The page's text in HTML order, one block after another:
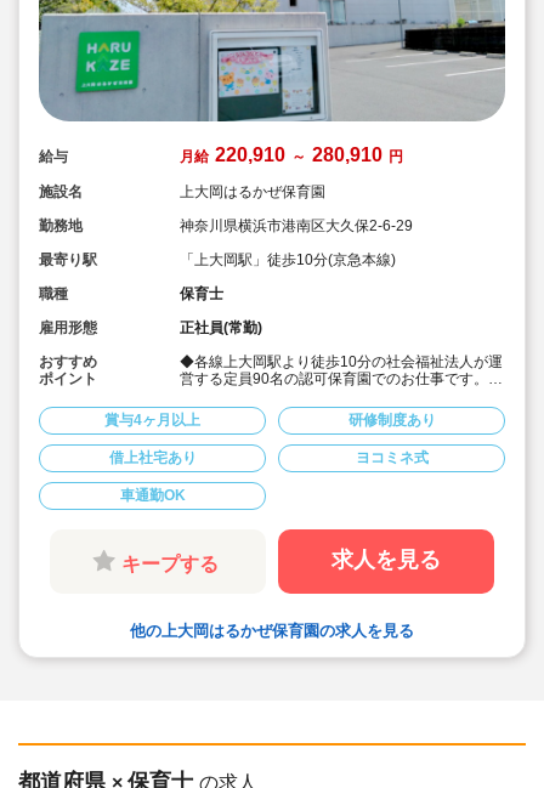
給与 月給 220,910 ～ 280,910 円
施設名
上大岡はるかぜ保育園
勤務地
神奈川県横浜市港南区大久保2-6-29
最寄り駅
「上大岡駅」徒歩10分(京急本線)
職種
保育士
雇用形態
正社員(常勤)
おすすめ
ポイント
◆各線上大岡駅より徒歩10分の社会福祉法人が運
営する定員90名の認可保育園でのお仕事です。
場の空きがあれば可能です！
◆賞与は年2回支給（実績4.0ヶ月）
◆午前中の保育は決められたカリキュラムを行う
ことが多いですが、午後は自由保育を取り入れて
いるため、子どもたちが選択できる環境を整えて
ます！
◆年間休日120日以上、育休制度なども整ってい
て、プライベートとのバランスも取りやすい♪
賞与4ヶ月以上 研修制度あり
借上社宅あり ヨコミネ式
車通勤OK
キープする 求人を見る
他の上大岡はるかぜ保育園の求人を見る
都道府県 × 保育士 の求人